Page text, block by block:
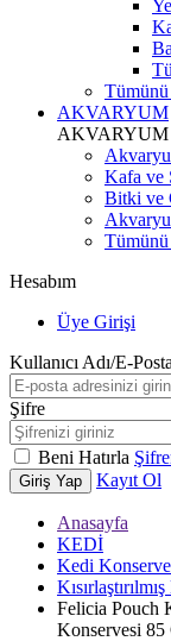
AKVARYUM
AKVARYUM
Kafa ve
Bitki ve
Hesabım
Üye Girişi
Kullanıcı Adı/E-Posta
Şifre
Beni Hatırla
Giriş Yap Kayıt Ol
Anasayfa
KEDİ
Kedi
Felicia Pouch
Konservesi 85